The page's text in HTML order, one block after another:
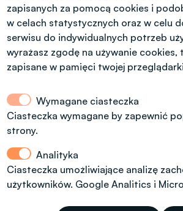
Kontakt dla kandydatów z polskim
obywatelstwem
Dział Rekrutacji Politechniki Łódzkiej
ul. Radwańska 29, budynek A13,
wejście od ul. Stefanowskiego 22)
tel.: 42 6312092, 42 6312974
rekrutacja@info.p.lodz.pl
zapisanych za pomocą cookies i
w celach statystycznych oraz w celu
serwisu do indywidualnych potrzeb
wyrażasz zgodę na używanie cookies,
zapisane w pamięci twojej
Wymagane ciasteczka
Ciasteczka wymagane by zapewnić
strony.
Analityka
Ciasteczka umożliwiające analizę
użytkowników. Google Analitics i